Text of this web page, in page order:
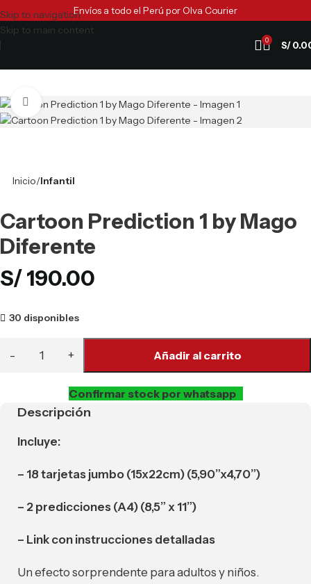
Skip to navigation
Skip to main content
Envíos a todo el Perú por Olva Courier
0 S/
Clic para ampliar
Inicio Infantil
Cartoon Prediction 1 by Mago
Diferente
S/190.00
30 disponibles
Añadir al carrito
Confirmar stock por whatsapp
Descripción
Incluye:
– 18 tarjetas jumbo (15x22cm) (5,90”x4,70”)
– 2 predicciones (A4) (8,5” x 11”)
– Link con instrucciones detalladas
Un efecto sorprendente para adultos y niños.